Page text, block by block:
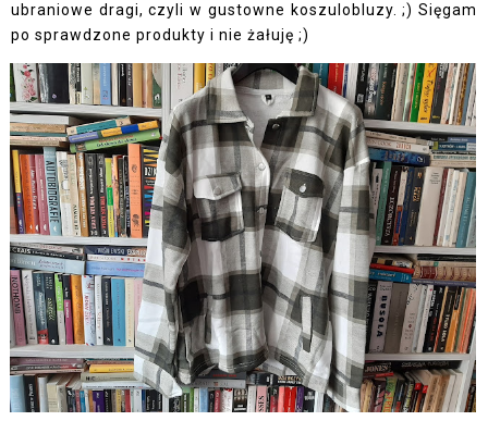
ubraniowe dragi, czyli w gustowne koszulobluzy. ;) Sięgam
po sprawdzone produkty i nie żałuję ;)